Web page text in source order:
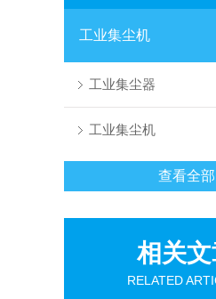
工业集尘机
工业集尘器
工业集尘机
查看全部
相关
RELATED